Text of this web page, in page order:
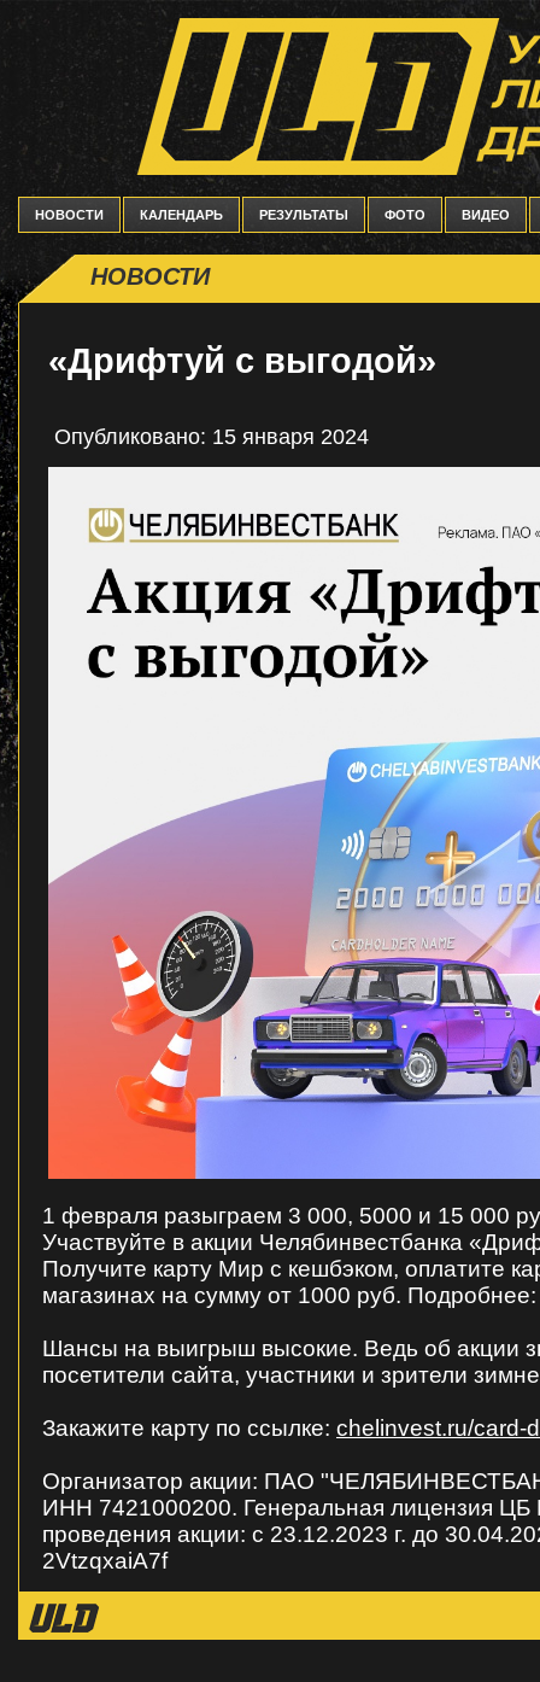
НОВОСТИ КАЛЕНДАРЬ РЕЗУЛЬТАТЫ ФОТО ВИДЕО
НОВОСТИ
«Дрифтуй с выгодой»
Опубликовано: 15 января 2024
1 февраля разыграем 3 000, 5000 и 15 000
Участвуйте в акции Челябинвестбанка
Получите карту Мир с кешбэком, оплатите
магазинах на сумму от 1000 руб.
Шансы на выигрыш высокие. Ведь об акции
посетители сайта, участники и зрители
Закажите карту по ссылке: chelinvest.ru/card-
Организатор акции: ПАО
ИНН 7421000200. Генеральная лицензия
проведения акции: с 23.12.2023 г. до
2VtzqxaiA7f